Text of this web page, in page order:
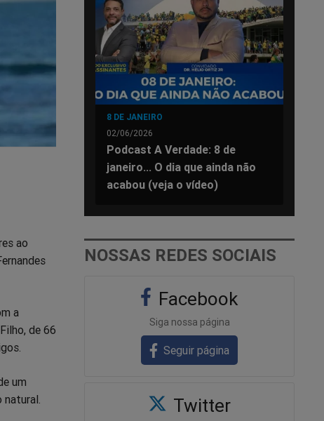
ao
a
de 66
um
8 DE JANEIRO
02/06/2026
Podcast A Verdade: 8 de
janeiro... O dia que ainda não
acabou (veja o vídeo)
NOSSAS REDES SOCIAIS
Facebook
Siga nossa página
Seguir página
Twitter